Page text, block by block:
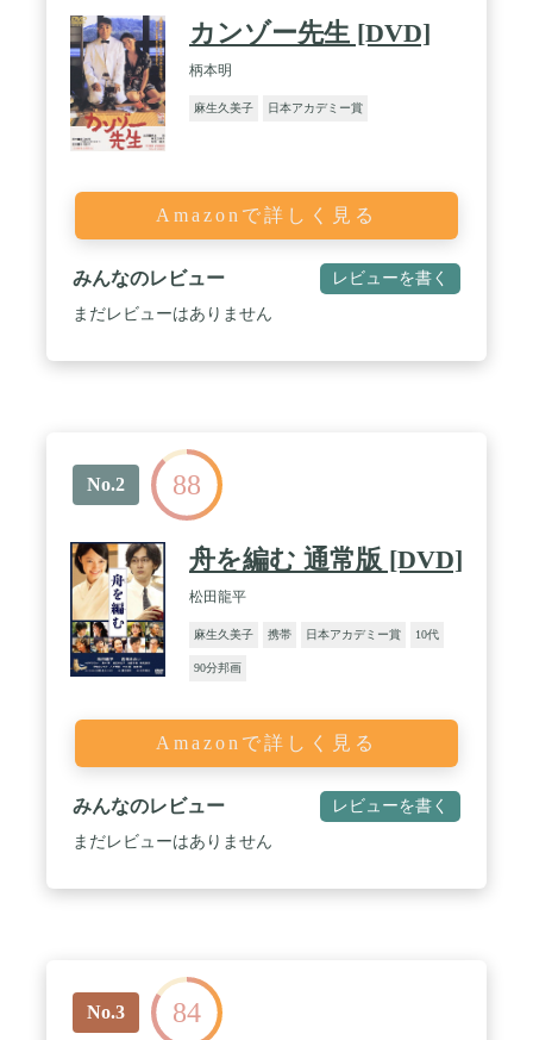
カンゾー先生 [DVD]
柄本明
麻生久美子 日本アカデミー賞
Amazonで詳しく見る
みんなのレビュー レビューを書く
まだレビューはありません
No.2 88
舟を編む 通常版 [DVD]
松田龍平
麻生久美子 携帯 日本アカデミー賞 10代
90分邦画
Amazonで詳しく見る
みんなのレビュー レビューを書く
まだレビューはありません
No.3 84